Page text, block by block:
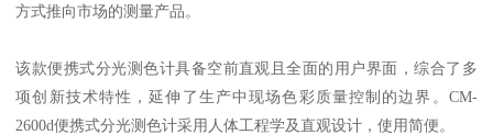
方式推向市场的测量产品。
该款便携式分光测色计具备空前直观且全面的用户界面，综合了多
项创新技术特性，延伸了生产中现场色彩质量控制的边界。CM-
2600d便携式分光测色计采用人体工程学及直观设计，使用简便。